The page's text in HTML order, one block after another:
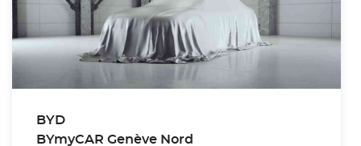
BYD
BYmyCAR Genève Nord